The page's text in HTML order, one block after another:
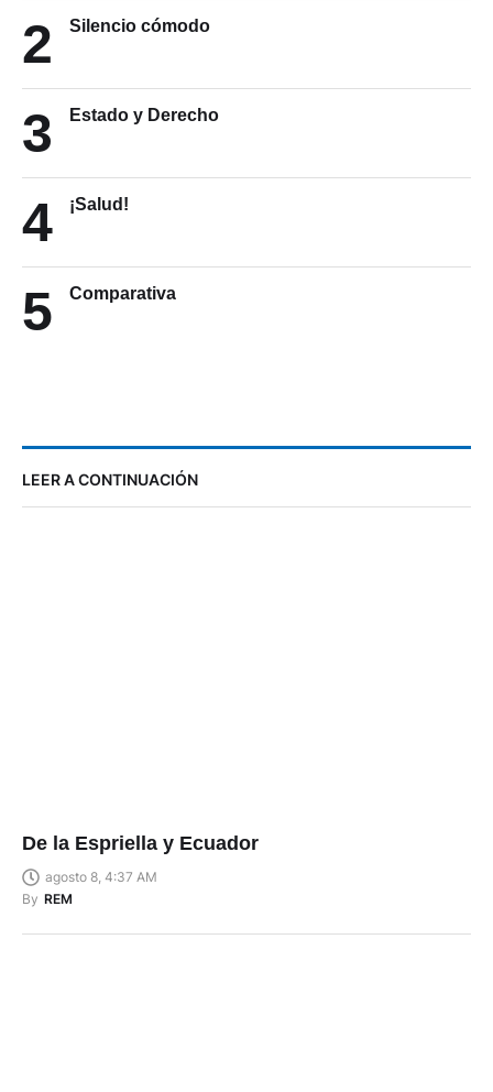
2 Silencio cómodo
3 Estado y Derecho
4 ¡Salud!
5 Comparativa
LEER A CONTINUACIÓN
De la Espriella y Ecuador
agosto 8, 4:37 AM
By REM